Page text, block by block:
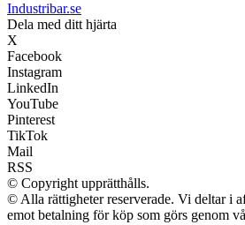
Industribar.se
Dela med ditt hjärta
X
Facebook
Instagram
LinkedIn
YouTube
Pinterest
TikTok
Mail
RSS
© Copyright upprätthålls.
© Alla rättigheter reserverade. Vi deltar i
emot betalning för köp som görs genom